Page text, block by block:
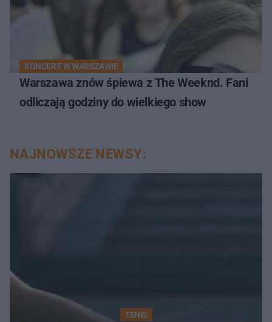
KONCERT W WARSZAWIE
Warszawa znów śpiewa z The Weeknd. Fani
odliczają godziny do wielkiego show
NAJNOWSZE NEWSY:
TENIS